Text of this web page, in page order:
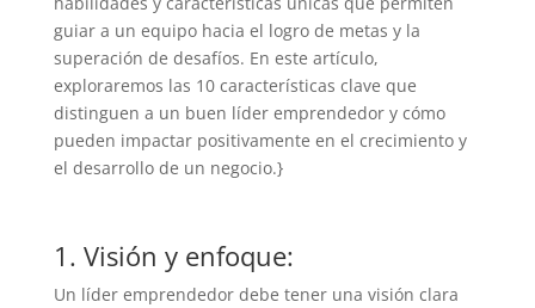
guiar a un equipo hacia el logro de metas y la
superación de desafíos. En este artículo,
exploraremos las 10 características clave que
distinguen a un buen líder emprendedor y cómo
pueden impactar positivamente en el crecimiento y
el desarrollo de un negocio.}
1. Visión y enfoque:
Un líder emprendedor debe tener una visión clara